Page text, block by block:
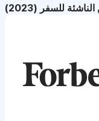
للسفر (2023)